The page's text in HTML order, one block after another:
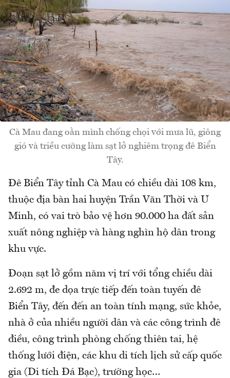
Cà Mau đang oằn mình chống chọi với mưa lũ, giông
gió và triều cường làm sạt lở nghiêm trọng đê Biển
Tây.
Đê Biển Tây tỉnh Cà Mau có chiều dài 108 km,
thuộc địa bàn hai huyện Trần Văn Thời và U
Minh, có vai trò bảo vệ hơn 90.000 ha đất sản
xuất nông nghiệp và hàng nghìn hộ dân trong
khu vực.
Đoạn sạt lở gồm năm vị trí với tổng chiều dài
2.692 m, đe dọa trực tiếp đến toàn tuyến đê
Biển Tây, đến đến an toàn tính mạng, sức khỏe,
nhà ở của nhiều người dân và các công trình đê
điều, công trình phòng chống thiên tai, hệ
thống lưới điện, các khu di tích lịch sử cấp quốc
gia (Di tích Đá Bạc), trường học…